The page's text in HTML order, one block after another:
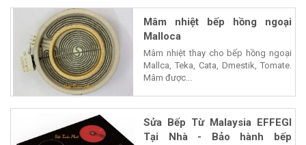
Mâm nhiệt bếp hồng ngoại
Malloca
Mâm nhiệt thay cho bếp hồng ngoại
Mallca, Teka, Cata, Dmestik, Tomate.
Mâm được...
Sửa Bếp Từ Malaysia EFFEGI
Tại Nhà - Bảo hành bếp